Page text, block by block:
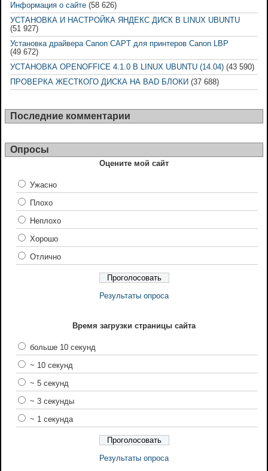
Информация о сайте (58 626)
УСТАНОВКА И НАСТРОЙКА ЯНДЕКС ДИСК В LINUX UBUNTU
(51 927)
Установка драйвера Canon CAPT для принтеров Canon LBP
(49 672)
УСТАНОВКА OPENOFFICE 4.1.0 В LINUX UBUNTU (14.04) (43 590)
ПРОВЕРКА ЖЕСТКОГО ДИСКА НА BAD БЛОКИ (37 688)
Последние комментарии
Опросы
Оцените мой сайт
Ужасно
Плохо
Неплохо
Хорошо
Отлично
Результаты опроса
Время загрузки страницы сайта
больше 10 секунд
~ 10 секунд
~ 5 секунд
~ 3 секунды
~ 1 секунда
Результаты опроса